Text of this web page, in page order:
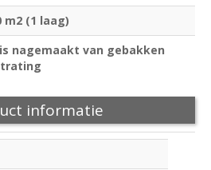
m2 (1 laag)
nagemaakt van gebakken
informatie